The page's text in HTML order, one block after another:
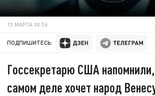
15 МАРТА 00:56
ПОДПИШИТЕСЬ:
Госсекретарю США напомнили,
самом деле хочет народ